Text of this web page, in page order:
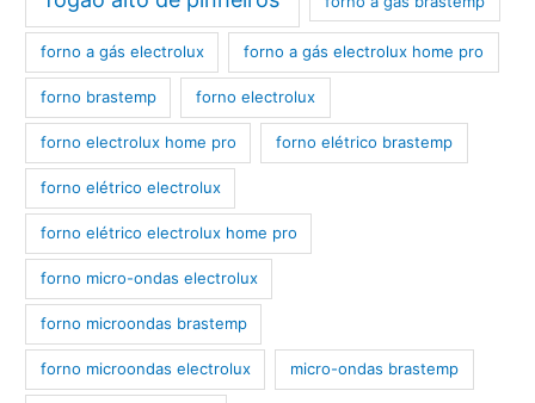
forno a gás electrolux forno a gás electrolux home pro
forno brastemp forno electrolux
forno electrolux home pro forno elétrico brastemp
forno elétrico electrolux
forno elétrico electrolux home pro
forno micro-ondas electrolux
forno microondas brastemp
forno microondas electrolux micro-ondas brastemp